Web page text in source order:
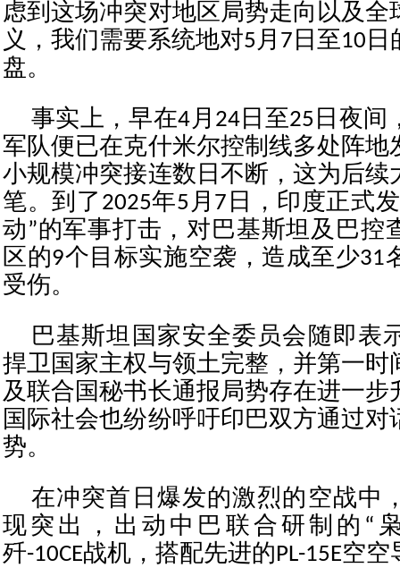
虑到这场冲突对地区局势走向以及全
义，我们需要系统地对5月7日至10
盘。
事实上，早在4月24日至25日夜间
军队便已在克什米尔控制线多处阵地
小规模冲突接连数日不断，这为后续
笔。到了2025年5月7日，印度正式
动”的军事打击，对巴基斯坦及巴控
区的9个目标实施空袭，造成至少31
受伤。
巴基斯坦国家安全委员会随即表
捍卫国家主权与领土完整，并第一时
及联合国秘书长通报局势存在进一步
国际社会也纷纷呼吁印巴双方通过对
势。
在冲突首日爆发的激烈的空战中
现突出，出动中巴联合研制的“
歼-10CE战机，搭配先进的PL-15E空